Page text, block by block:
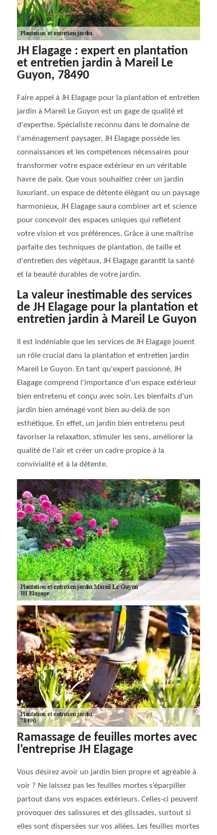
JH Elagage : expert en plantation
et entretien jardin à Mareil Le
Guyon, 78490
Faire appel à JH Elagage pour la plantation et entretien
jardin à Mareil Le Guyon est un gage de qualité et
d'expertise. Spécialiste reconnu dans le domaine de
l'aménagement paysager, JH Elagage possède les
connaissances et les compétences nécessaires pour
transformer votre espace extérieur en un véritable
havre de paix. Que vous souhaitiez créer un jardin
luxuriant, un espace de détente élégant ou un paysage
harmonieux, JH Elagage saura combiner art et science
pour concevoir des espaces uniques qui reflètent
votre vision et vos préférences. Grâce à une maîtrise
parfaite des techniques de plantation, de taille et
d'entretien des végétaux, JH Elagage garantit la santé
et la beauté durables de votre jardin.
La valeur inestimable des services
de JH Elagage pour la plantation et
entretien jardin à Mareil Le Guyon
Il est indéniable que les services de JH Elagage jouent
un rôle crucial dans la plantation et entretien jardin
Mareil Le Guyon. En tant qu'expert passionné, JH
Elagage comprend l'importance d'un espace extérieur
bien entretenu et conçu avec soin. Les bienfaits d'un
jardin bien aménagé vont bien au-delà de son
esthétique. En effet, un jardin bien entretenu peut
favoriser la relaxation, stimuler les sens, améliorer la
qualité de l'air et créer un cadre propice à la
convivialité et à la détente.
Ramassage de feuilles mortes avec
l’entreprise JH Elagage
Vous désirez avoir un jardin bien propre et agréable à
voir ? Ne laissez pas les feuilles mortes s’éparpiller
partout dans vos espaces extérieurs. Celles-ci peuvent
provoquer des salissures et des glissades, surtout si
elles sont dispersées sur vos allées. Les feuilles mortes